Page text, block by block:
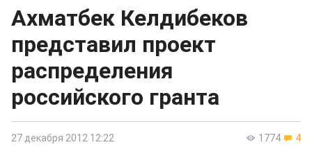
Ахматбек Келдибеков
представил проект
распределения
российского гранта
1774 4
27 декабря 2012 12:22